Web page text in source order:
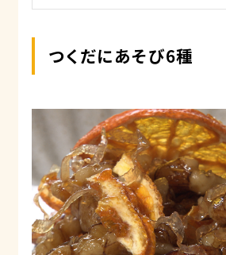
つくだにあそび6種